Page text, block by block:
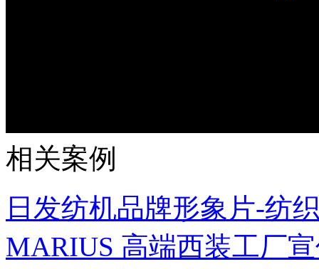
相关案例
日发纺机品牌形象片-纺
MARIUS 高端西装工厂